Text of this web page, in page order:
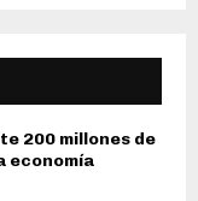
200 millones de
economía